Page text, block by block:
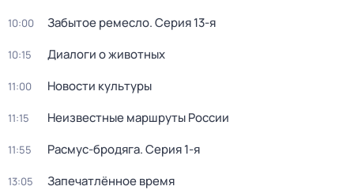
10:00 Забытое ремесло. Серия 13-я
10:15 Диалоги о животных
11:00 Новости культуры
11:15 Неизвестные маршруты России
11:55 Расмус-бродяга. Серия 1-я
13:05 Запечатлённое время